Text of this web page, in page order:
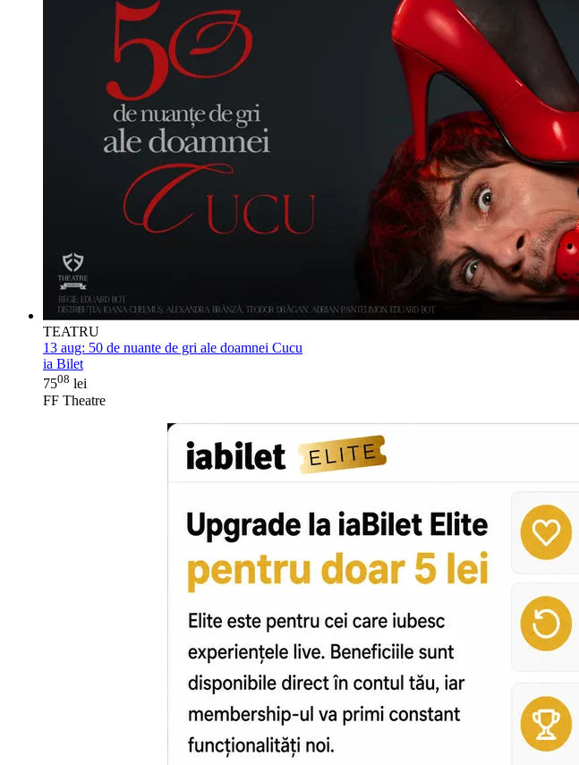
TEATRU
13 aug: 50 de nuante de gri ale doamnei Cucu
ia Bilet
7508 lei
FF Theatre